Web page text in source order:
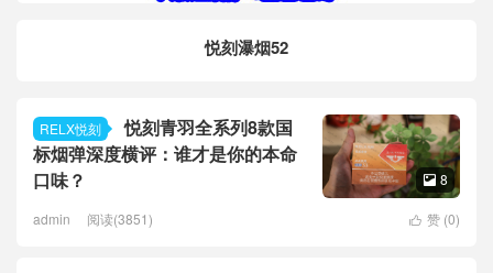
悦刻瀑烟52
RELX悦刻
悦刻青羽全系列8款国
标烟弹深度横评：谁才是你的本命
口味？
 8
 赞 (0)
admin 阅读(3851)